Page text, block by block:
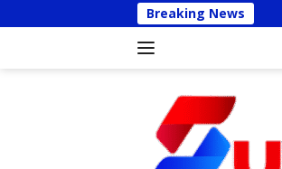
ke
Breaking News